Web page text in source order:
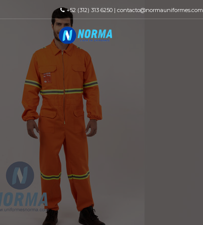
+52 (312) 313 6250 | contacto@normauniformes.com